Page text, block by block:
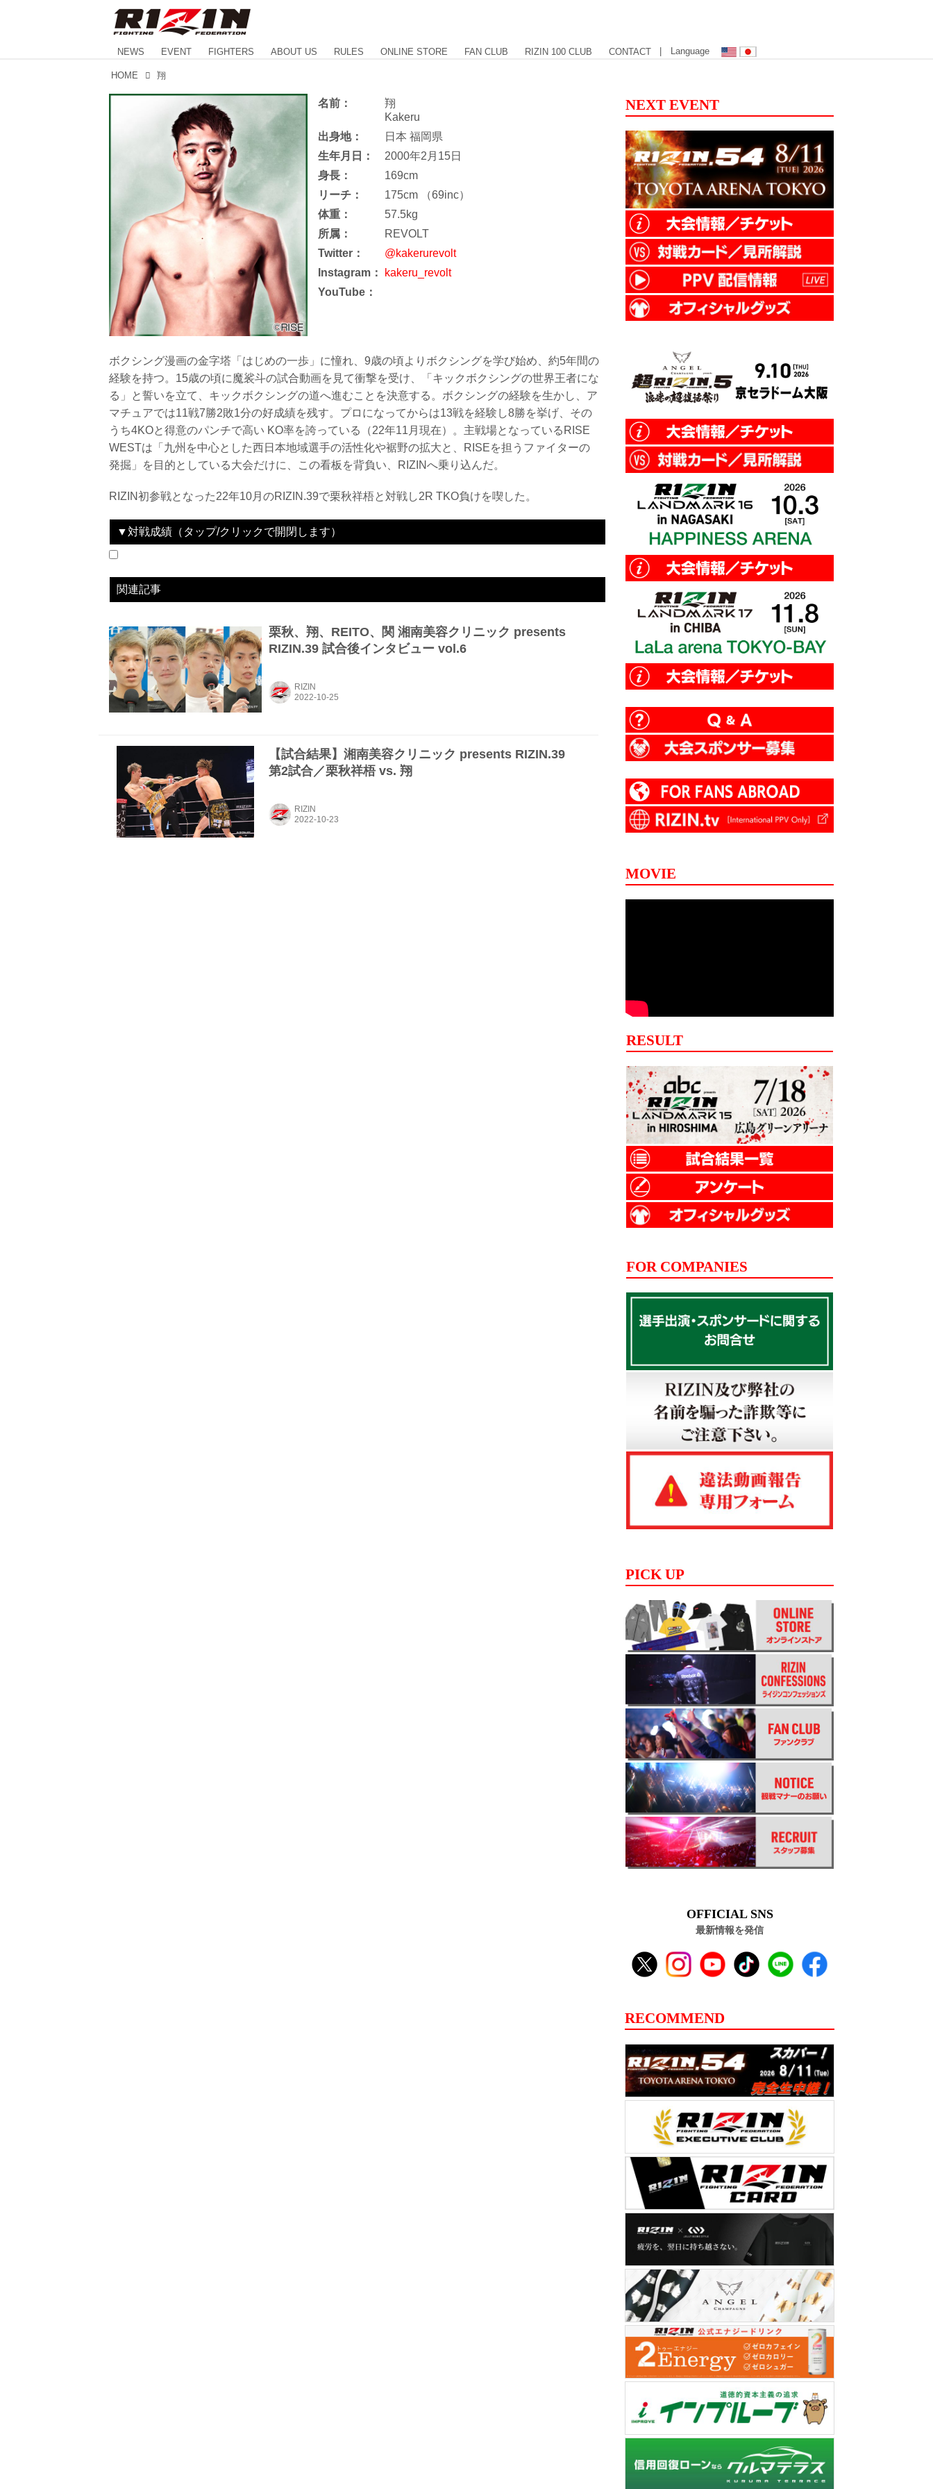
NEWS EVENT FIGHTERS ABOUT US RULES ONLINE STORE FAN CLUB RIZIN 100 CLUB CONTACT | Language
HOME 翔
名前：
翔
Kakeru
出身地：
日本 福岡県
生年月日：
2000年2月15日
身長：
169cm
リーチ：
175cm （69inc）
体重：
57.5kg
所属：
REVOLT
Twitter：
@kakerurevolt
Instagram：
kakeru_revolt
YouTube：
ボクシング漫画の金字塔「はじめの一歩」に憧れ、9歳の頃よりボクシングを学び始め、約5年間の
経験を持つ。15歳の頃に魔裟斗の試合動画を見て衝撃を受け、「キックボクシングの世界王者にな
る」と誓いを立て、キックボクシングの道へ進むことを決意する。ボクシングの経験を生かし、ア
マチュアでは11戦7勝2敗1分の好成績を残す。プロになってからは13戦を経験し8勝を挙げ、その
うち4KOと得意のパンチで高い KO率を誇っている（22年11月現在）。主戦場となっているRISE
WESTは「九州を中心とした西日本地域選手の活性化や裾野の拡大と、RISEを担うファイターの
発掘」を目的としている大会だけに、この看板を背負い、RIZINへ乗り込んだ。
RIZIN初参戦となった22年10月のRIZIN.39で栗秋祥梧と対戦し2R TKO負けを喫した。
▼対戦成績（タップ/クリックで開閉します）
関連記事
栗秋、翔、REITO、関 湘南美容クリニック presents
RIZIN.39 試合後インタビュー vol.6
RIZIN
【試合結果】湘南美容クリニック presents RIZIN.39
第2試合／栗秋祥梧 vs. 翔
RIZIN
NEXT EVENT
MOVIE
RESULT
FOR COMPANIES
PICK UP
OFFICIAL SNS
最新情報を発信
RECOMMEND